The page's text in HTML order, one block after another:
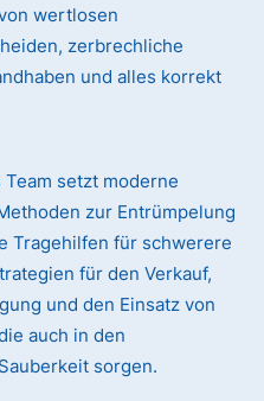
wertlosen
zerbrechliche
und alles korrekt
setzt moderne
zur Entrümpelung
Tragehilfen für schwerere
für den Verkauf,
und den Einsatz von
auch in den
sorgen.